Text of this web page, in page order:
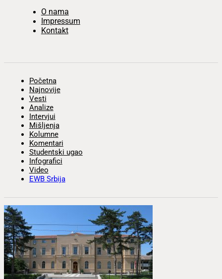
O nama
Impressum
Kontakt
Početna
Najnovije
Vesti
Analize
Intervjui
Mišljenja
Kolumne
Komentari
Studentski ugao
Infografici
Video
EWB Srbija